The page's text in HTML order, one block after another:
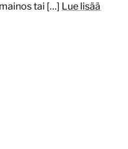
tai […] Lue lisää